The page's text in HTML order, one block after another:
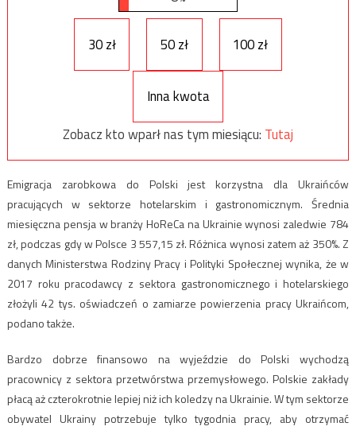
30 zł 50 zł 100 zł
Inna kwota
Zobacz kto wparł nas tym miesiącu: Tutaj
Emigracja zarobkowa do Polski jest korzystna dla Ukraińców
pracujących w sektorze hotelarskim i gastronomicznym. Średnia
miesięczna pensja w branży HoReCa na Ukrainie wynosi zaledwie 784
zł, podczas gdy w Polsce 3 557,15 zł. Różnica wynosi zatem aż 350%. Z
danych Ministerstwa Rodziny Pracy i Polityki Społecznej wynika, że w
2017 roku pracodawcy z sektora gastronomicznego i hotelarskiego
złożyli 42 tys. oświadczeń o zamiarze powierzenia pracy Ukraińcom,
podano także.
Bardzo dobrze finansowo na wyjeździe do Polski wychodzą
pracownicy z sektora przetwórstwa przemysłowego. Polskie zakłady
płacą aż czterokrotnie lepiej niż ich koledzy na Ukrainie. W tym sektorze
obywatel Ukrainy potrzebuje tylko tygodnia pracy, aby otrzymać